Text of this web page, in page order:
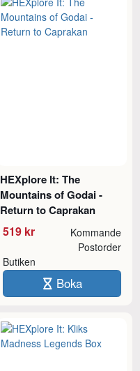
HEXplore It: The
Mountains of Godai -
Return to Caprakan
519 kr Kommande
Butiken
Postorder
Boka